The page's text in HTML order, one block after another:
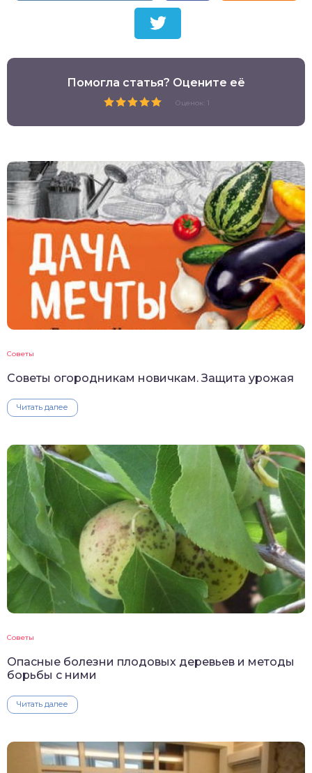
Помогла статья? Оцените её
Оценок: 1
Советы
Советы огородникам новичкам. Защита урожая
Читать далее
Советы
Опасные болезни плодовых деревьев и методы
борьбы с ними
Читать далее